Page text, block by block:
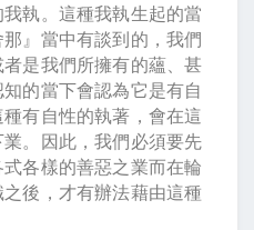
執。這種我執生起的當
』當中有談到的，我們
是我們所擁有的蘊、甚
的當下會認為它是有自
有自性的執著，會在這
。因此，我們必須要先
各樣的善惡之業而在輪
後，才有辦法藉由這種